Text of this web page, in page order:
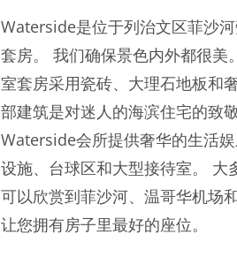
Waterside是位于列治文区菲沙
套房。 我们确保景色内外都很
室套房采用瓷砖、大理石地板和
部建筑是对迷人的海滨住宅的致
Waterside会所提供奢华的生活
设施、台球区和大型接待室。 大
可以欣赏到菲沙河、温哥华机场
让您拥有房子里最好的座位。